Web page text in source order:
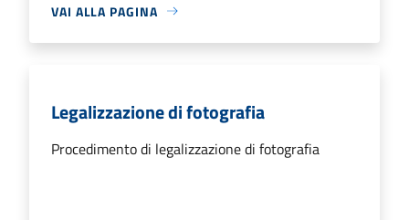
VAI ALLA PAGINA
Legalizzazione di fotografia
Procedimento di legalizzazione di fotografia